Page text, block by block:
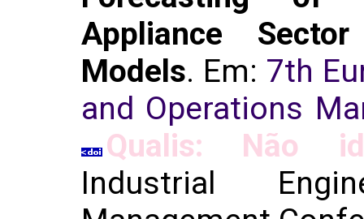
Appliance
Models. Em: 7th
and Operations
Qualis: Não
Industrial